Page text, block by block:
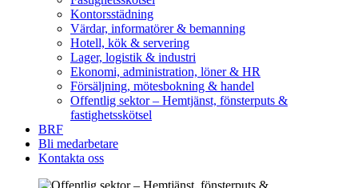
Kontorsstädning
Värdar, informatörer & bemanning
Hotell, kök & servering
Lager, logistik & industri
Ekonomi, administration, löner & HR
Försäljning, mötesbokning & handel
Offentlig sektor – Hemtjänst, fönsterputs &
fastighetsskötsel
BRF
Bli medarbetare
Kontakta oss